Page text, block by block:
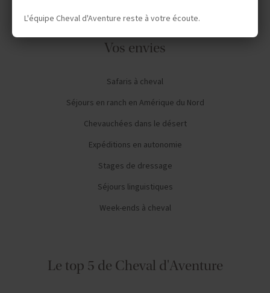
Vos envies
Safaris à cheval
Séjours en ranch en Amérique du Nord
Chevauchées dans le désert
Expéditions en autonomie
Stages de dressage
Séjours linguistiques
Week-ends à cheval
Le top 5 de Cheval d'Aventure
L'équipe Cheval d'Aventure reste à votre écoute.